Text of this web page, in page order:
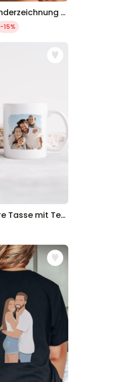
Geschenkset Kinderzeichnung T-Shirts
-15%
Personalisierbare Tasse mit Text und Foto